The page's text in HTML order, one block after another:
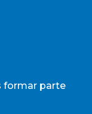
formar parte